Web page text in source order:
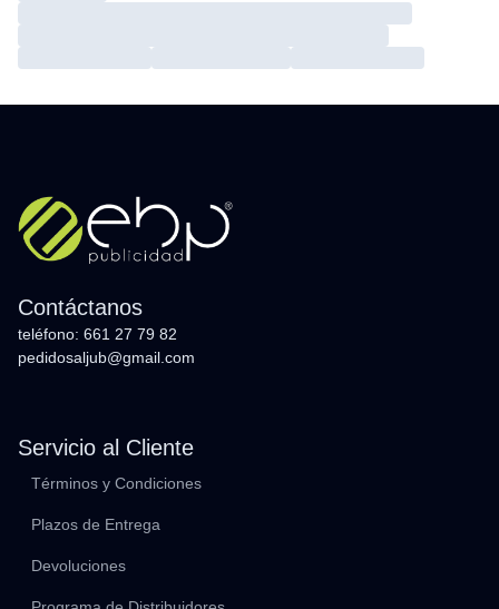
Contáctanos
teléfono: 661 27 79 82
pedidosaljub@gmail.com
Servicio al Cliente
Términos y Condiciones
Plazos de Entrega
Devoluciones